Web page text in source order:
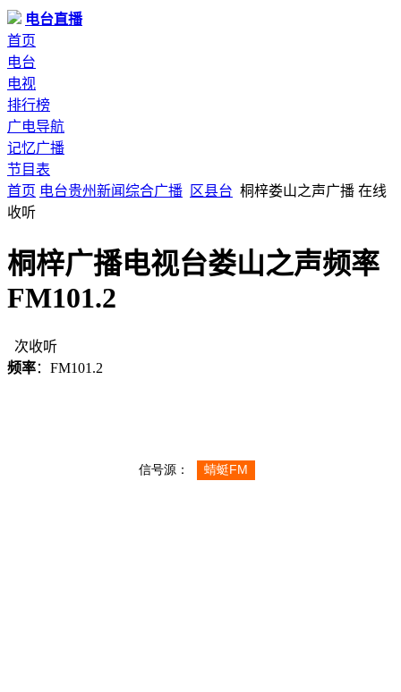
电台直播
首页
电台
电视
排行榜
广电导航
记忆广播
节目表
首页 电台贵州新闻综合广播 区县台 桐梓娄山之声广播 在线
收听
桐梓广播电视台娄山之声频率
FM101.2
次收听
频率：FM101.2